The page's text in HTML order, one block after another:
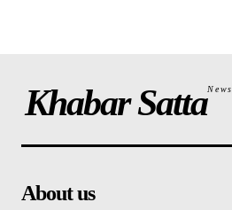
Khabar SattaNews
About us